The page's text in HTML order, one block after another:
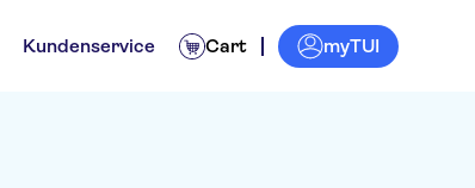
Kundenservice Cart myTUI